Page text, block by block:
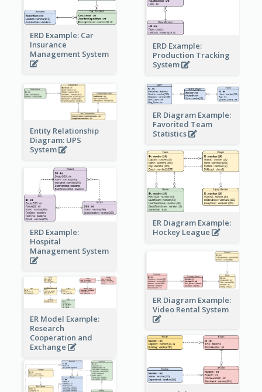
ERD Example:
Production Tracking
System
ERD Example: Car
Insurance
Management System
Entity Relationship
Diagram: UPS
System
ER Diagram Example:
Favorited Team
Statistics
ER Diagram Example:
Hockey League
ERD Example:
Hospital
Management System
ER Diagram Example:
Video Rental System
ER Model Example:
Research
Cooperation and
Exchange